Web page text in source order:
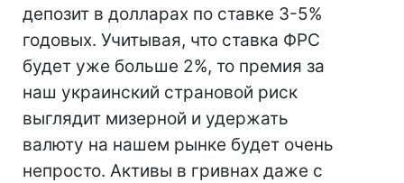
депозит в долларах по ставке 3-5%
годовых. Учитывая, что ставка ФРС
будет уже больше 2%, то премия за
наш украинский страновой риск
выглядит мизерной и удержать
валюту на нашем рынке будет очень
непросто. Активы в гривнах даже с